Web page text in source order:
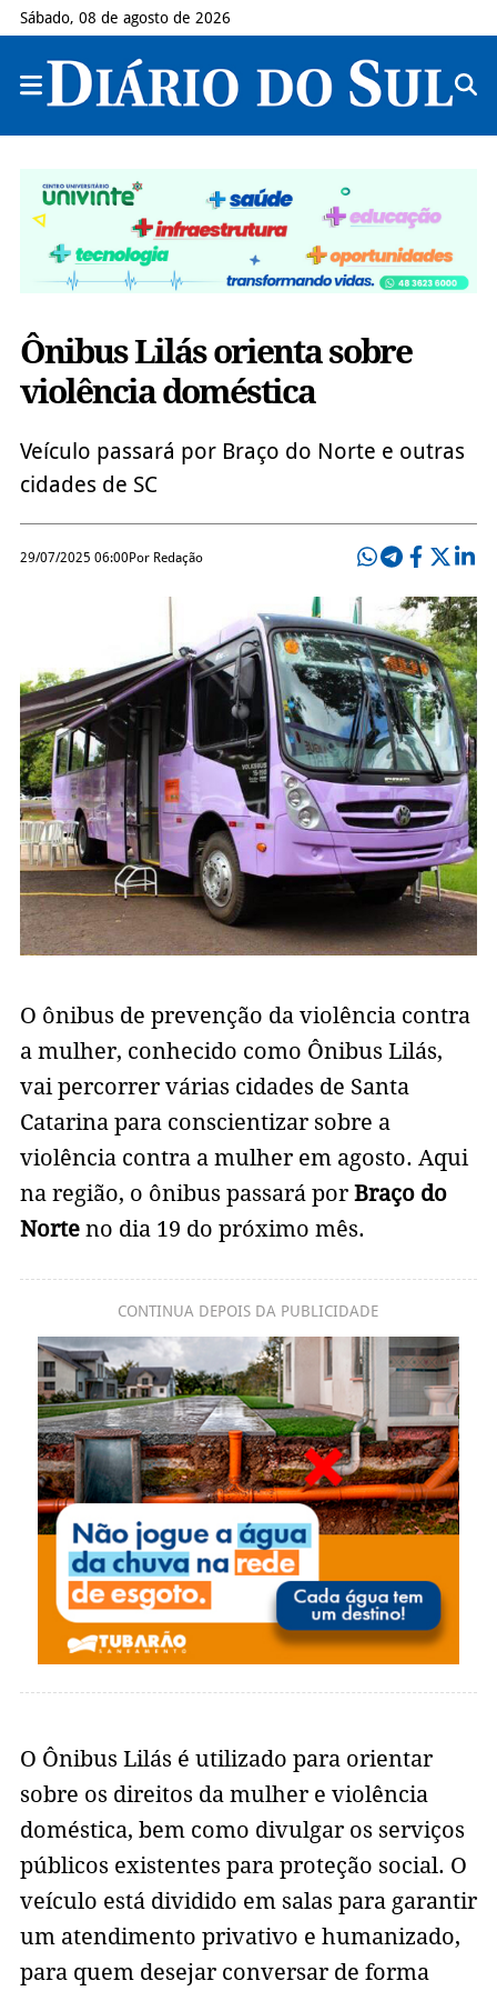
Sábado, 08 de agosto de 2026
Ônibus Lilás orienta sobre
violência doméstica
Veículo passará por Braço do Norte e outras
cidades de SC
29/07/2025 06:00Por Redação
O ônibus de prevenção da violência contra
a mulher, conhecido como Ônibus Lilás,
vai percorrer várias cidades de Santa
Catarina para conscientizar sobre a
violência contra a mulher em agosto. Aqui
na região, o ônibus passará por Braço do
Norteno dia 19 do próximo mês.
CONTINUA DEPOIS DA PUBLICIDADE
O Ônibus Lilás é utilizado para orientar
sobre os direitos da mulher e violência
doméstica, bem como divulgar os serviços
públicos existentes para proteção social. O
veículo está dividido em salas para garantir
um atendimento privativo e humanizado,
para quem desejar conversar de forma